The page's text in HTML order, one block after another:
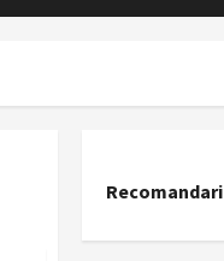
Recomandari